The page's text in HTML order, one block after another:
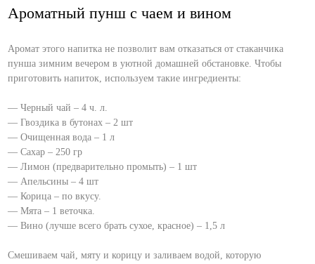
Ароматный пунш с чаем и вином
Аромат этого напитка не позволит вам отказаться от стаканчика
пунша зимним вечером в уютной домашней обстановке. Чтобы
приготовить напиток, используем такие ингредиенты:
— Черный чай – 4 ч. л.
— Гвоздика в бутонах – 2 шт
— Очищенная вода – 1 л
— Сахар – 250 гр
— Лимон (предварительно промыть) – 1 шт
— Апельсины – 4 шт
— Корица – по вкусу.
— Мята – 1 веточка.
— Вино (лучше всего брать сухое, красное) – 1,5 л
Смешиваем чай, мяту и корицу и заливаем водой, которую